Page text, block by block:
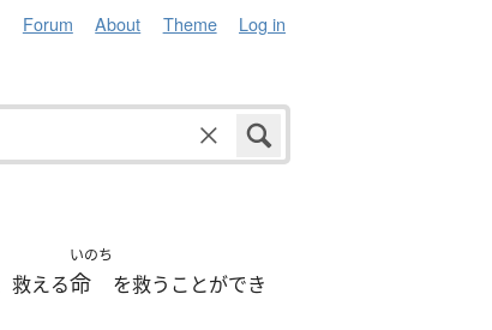
Forum About Theme Log in
救える
いのち
命
を救うことができ